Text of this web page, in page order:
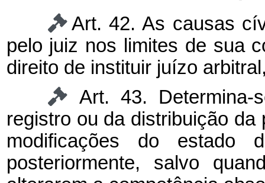
Art. 42. As causas
pelo juiz nos limites de sua
direito de instituir juízo
Art. 43. Determina-
registro ou da distribuição
modificações do
posteriormente, salvo